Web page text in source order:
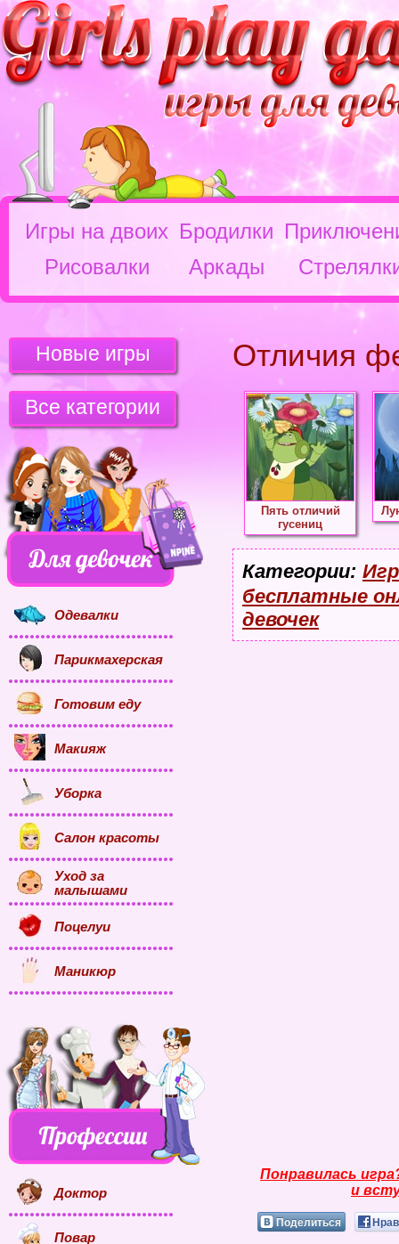
Игры на двоих Бродилки
Рисовалки
Аркады
Отличия
Пять отличий
гусениц
Категории:
бесплатные
девочек
Понравилась
и
Поделиться
Новые игры
Все категории
Одевалки
Парикмахерская
Готовим еду
Макияж
Уборка
Салон красоты
Уход за
малышами
Поцелуи
Маникюр
Доктор
Повар